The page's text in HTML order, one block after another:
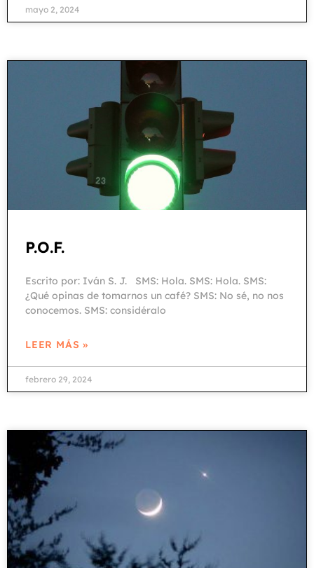
mayo 2, 2024
P.O.F.
Escrito por: Iván S. J. SMS: Hola. SMS: Hola. SMS:
¿Qué opinas de tomarnos un café? SMS: No sé, no nos
conocemos. SMS: considéralo
LEER MÁS »
febrero 29, 2024